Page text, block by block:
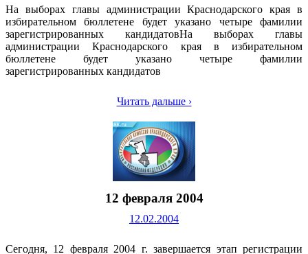
На выборах главы администрации Краснодарского края в
избирательном бюллетене будет указано четыре фамилии
зарегистрированных кандидатовНа выборах главы
администрации Краснодарского края в избирательном
бюллетене будет указано четыре фамилии
зарегистрированных кандидатов
Читать дальше ›
12 февраля 2004
12.02.2004
Сегодня, 12 февраля 2004 г. завершается этап регистрации